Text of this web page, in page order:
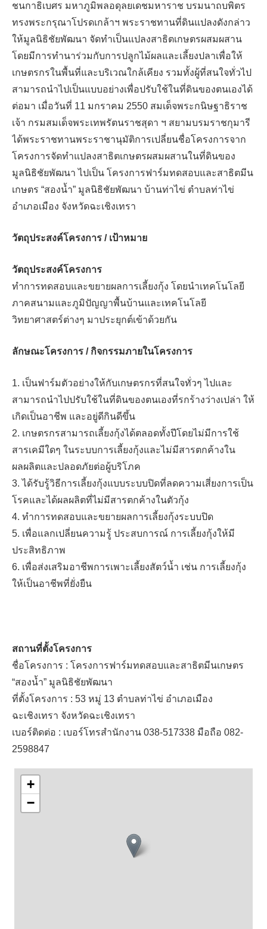
ชนกาธิเบศร มหาภูมิพลอดุลยเดชมหาราช บรมนาถบพิตร
ทรงพระกรุณาโปรดเกล้าฯ พระราชทานที่ดินแปลงดังกล่าว
ให้มูลนิธิชัยพัฒนา จัดทำเป็นแปลงสาธิตเกษตรผสมผสาน
โดยมีการทำนาร่วมกับการปลูกไม้ผลและเลี้ยงปลาเพื่อให้
เกษตรกรในพื้นที่และบริเวณใกล้เคียง รวมทั้งผู้ที่สนใจทั่วไป
สามารถนำไปเป็นแบบอย่างเพื่อปรับใช้ในที่ดินของตนเองได้
ต่อมา เมื่อวันที่ 11 มกราคม 2550 สมเด็จพระกนิษฐาธิราช
เจ้า กรมสมเด็จพระเทพรัตนราชสุดา ฯ สยามบรมราชกุมารี
ได้พระราชทานพระราชานุมัติการเปลี่ยนชื่อโครงการจาก
โครงการจัดทำแปลงสาธิตเกษตรผสมผสานในที่ดินของ
มูลนิธิชัยพัฒนา ไปเป็น โครงการฟาร์มทดสอบและสาธิตมีน
เกษตร “สองน้ำ” มูลนิธิชัยพัฒนา บ้านท่าไข่ ตำบลท่าไข่
อำเภอเมือง จังหวัดฉะเชิงเทรา
วัตถุประสงค์โครงการ / เป้าหมาย
วัตถุประสงค์โครงการ
ทำการทดสอบและขยายผลการเลี้ยงกุ้ง โดยนำเทคโนโลยี
ภาคสนามและภูมิปัญญาพื้นบ้านและเทคโนโลยี
วิทยาศาสตร์ต่างๆ มาประยุกต์เข้าด้วยกัน
ลักษณะโครงการ / กิจกรรมภายในโครงการ
1. เป็นฟาร์มตัวอย่างให้กับเกษตรกรที่สนใจทั่วๆ ไปและ
สามารถนำไปปรับใช้ในที่ดินของตนเองที่รกร้างว่างเปล่า ให้
เกิดเป็นอาชีพ และอยู่ดีกินดีขึ้น
2. เกษตรกรสามารถเลี้ยงกุ้งได้ตลอดทั้งปีโดยไม่มีการใช้
สารเคมีใดๆ ในระบบการเลี้ยงกุ้งและไม่มีสารตกค้างใน
ผลผลิตและปลอดภัยต่อผู้บริโภค
3. ได้รับรู้วิธีการเลี้ยงกุ้งแบบระบบปิดที่ลดความเสี่ยงการเป็น
โรคและได้ผลผลิตที่ไม่มีสารตกค้างในตัวกุ้ง
4. ทำการทดสอบและขยายผลการเลี้ยงกุ้งระบบปิด
5. เพื่อแลกเปลี่ยนความรู้ ประสบการณ์ การเลี้ยงกุ้งให้มี
ประสิทธิภาพ
6. เพื่อส่งเสริมอาชีพการเพาะเลี้ยงสัตว์น้ำ เช่น การเลี้ยงกุ้ง
ให้เป็นอาชีพที่ยั่งยืน
สถานที่ตั้งโครงการ
ชื่อโครงการ : โครงการฟาร์มทดสอบและสาธิตมีนเกษตร
“สองน้ำ” มูลนิธิชัยพัฒนา
ที่ตั้งโครงการ : 53 หมู่ 13 ตำบลท่าไข่ อำเภอเมือง
ฉะเชิงเทรา จังหวัดฉะเชิงเทรา
เบอร์ติดต่อ : เบอร์โทรสำนักงาน 038-517338 มือถือ 082-
2598847
+
−